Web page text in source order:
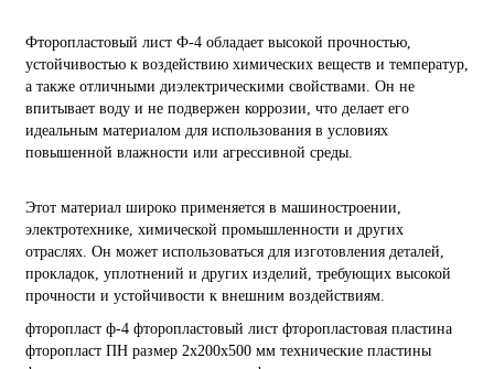
Фторопластовый лист Ф-4 обладает высокой прочностью,
устойчивостью к воздействию химических веществ и температур,
а также отличными диэлектрическими свойствами. Он не
впитывает воду и не подвержен коррозии, что делает его
идеальным материалом для использования в условиях
повышенной влажности или агрессивной среды.
Этот материал широко применяется в машиностроении,
электротехнике, химической промышленности и других
отраслях. Он может использоваться для изготовления деталей,
прокладок, уплотнений и других изделий, требующих высокой
прочности и устойчивости к внешним воздействиям.
фторопласт ф-4 фторопластовый лист фторопластовая пластина
фторопласт ПН размер 2х200х500 мм технические пластины